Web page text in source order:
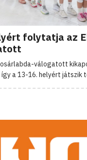
folytatja az
válogatott
a 13-16. helyért játszik